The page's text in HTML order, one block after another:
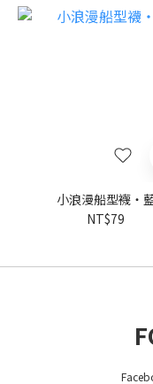
小浪漫船型襪・
NT$79